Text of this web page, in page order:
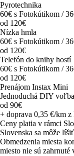
Pyrotechnika
60€ s Fotokútikom /
od 120€
Nízka hmla
60€ s Fotokútikom /
od 120€
Telefón do knihy hostí
60€ s Fotokútikom /
od 120€
Prenájom Instax Mini
Jednoduchá DIY voľba
od 90€
+ doprava 0,35 €/km
Ceny platia v rámci
Slovenska sa môže
Obmedzenia miesta
miesto nie sú zahrnuté